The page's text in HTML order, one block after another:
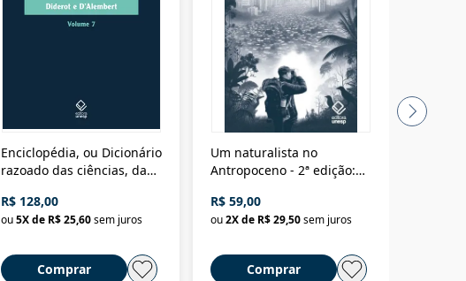
Enciclopédia, ou Dicionário
razoado das ciências, das
Civilização material
R$ 128,00
ou5X de R$ 25,60sem juros
Comprar
Um naturalista no
Antropoceno - 2ª edição:
selvagem
R$ 59,00
ou2X de R$ 29,50sem juros
Comprar